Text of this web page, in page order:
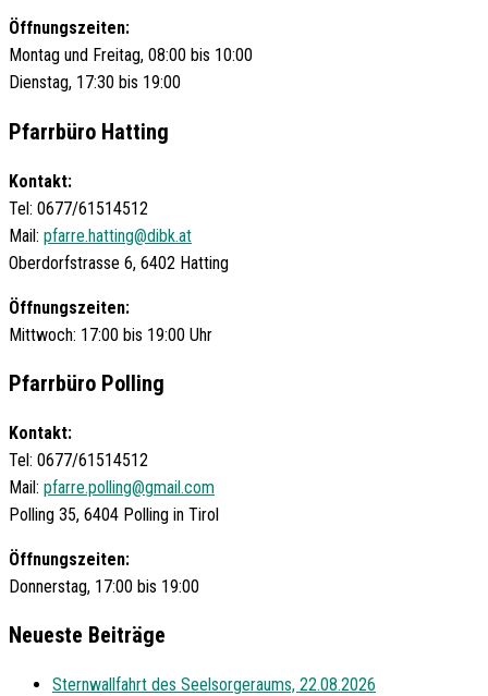
Öffnungszeiten:
Montag und Freitag, 08:00 bis 10:00
Dienstag, 17:30 bis 19:00
Pfarrbüro Hatting
Kontakt:
Tel: 0677/61514512
Mail: pfarre.hatting@dibk.at
Oberdorfstrasse 6, 6402 Hatting
Öffnungszeiten:
Mittwoch: 17:00 bis 19:00 Uhr
Pfarrbüro Polling
Kontakt:
Tel: 0677/61514512
Mail: pfarre.polling@gmail.com
Polling 35, 6404 Polling in Tirol
Öffnungszeiten:
Donnerstag, 17:00 bis 19:00
Neueste Beiträge
Sternwallfahrt des Seelsorgeraums, 22.08.2026